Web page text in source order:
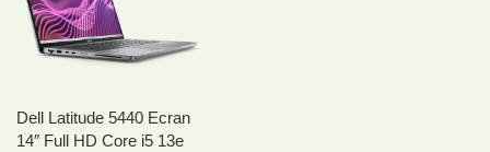
Dell Latitude 5440 Ecran
14″ Full HD Core i5 13e